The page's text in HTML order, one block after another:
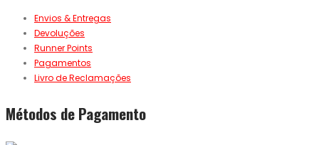
Envios & Entregas
Devoluções
Runner Points
Pagamentos
Livro de Reclamações
Métodos de Pagamento